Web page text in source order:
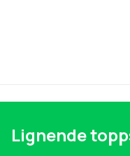
Artikkel nr.
Lignende